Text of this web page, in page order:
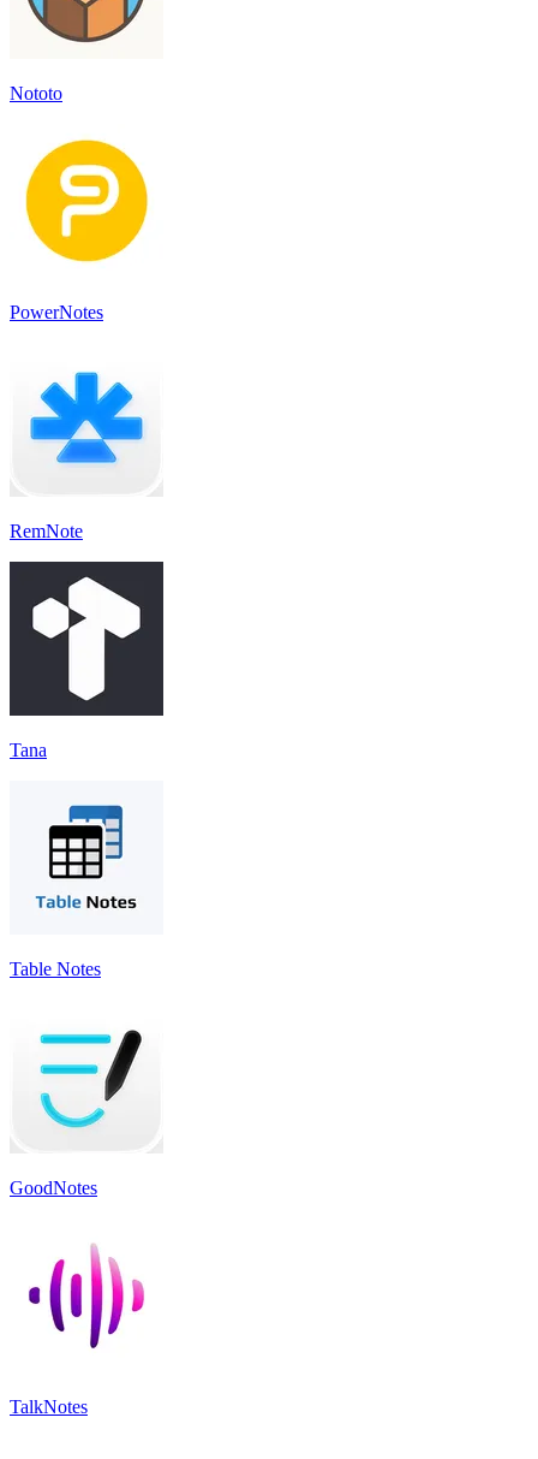
Nototo
PowerNotes
RemNote
Tana
Table Notes
GoodNotes
TalkNotes